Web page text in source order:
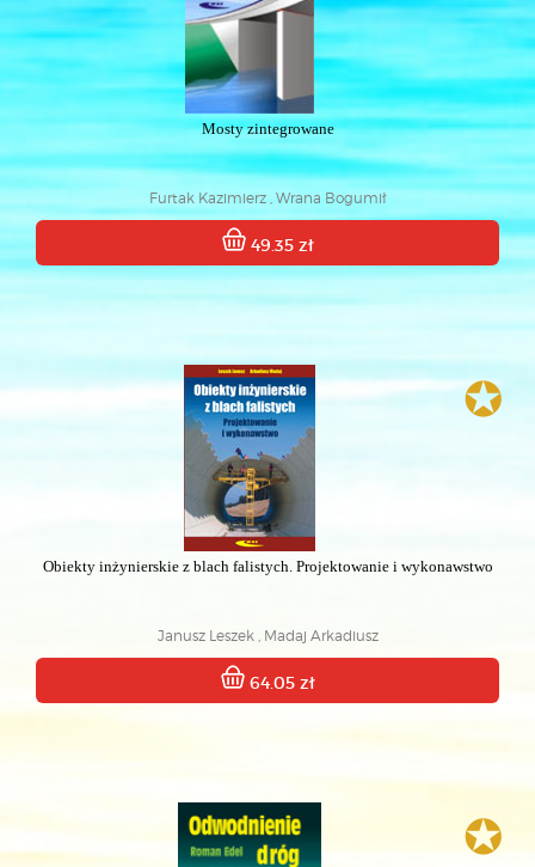
Mosty zintegrowane
Furtak Kazimierz , Wrana Bogumił
49.35 zł
✪
Obiekty inżynierskie z blach falistych. Projektowanie i wykonawstwo
Janusz Leszek , Madaj Arkadiusz
64.05 zł
✪